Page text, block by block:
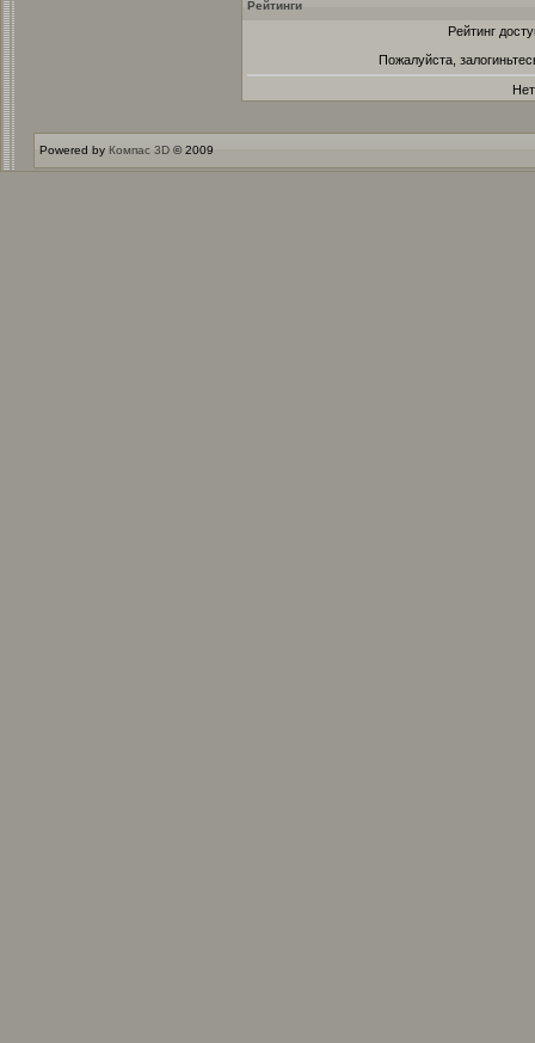
Рейтинги
Рейтинг
Пожалуйста,
Powered by Компас 3D © 2009